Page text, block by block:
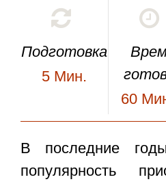
Подготовка
5 Мин.
60
В последние
популярность